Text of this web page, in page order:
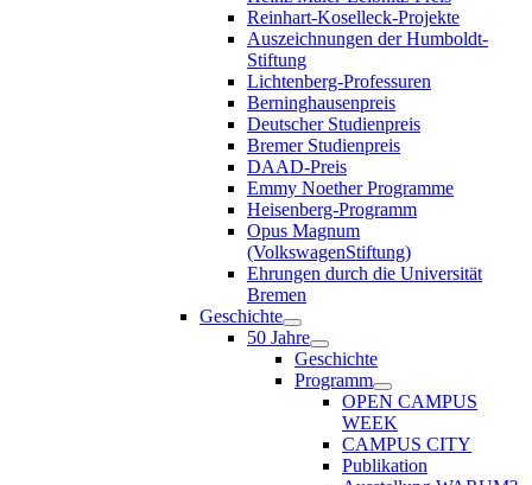
Reinhart-Koselleck-Projekte
Auszeichnungen der Humboldt-
Stiftung
Lichtenberg-Professuren
Berninghausenpreis
Deutscher Studienpreis
Bremer Studienpreis
DAAD-Preis
Emmy Noether Programme
Heisenberg-Programm
Opus Magnum
(VolkswagenStiftung)
Ehrungen durch die Universität
Bremen
Geschichte
50 Jahre
Geschichte
Programm
OPEN CAMPUS
WEEK
CAMPUS CITY
Publikation